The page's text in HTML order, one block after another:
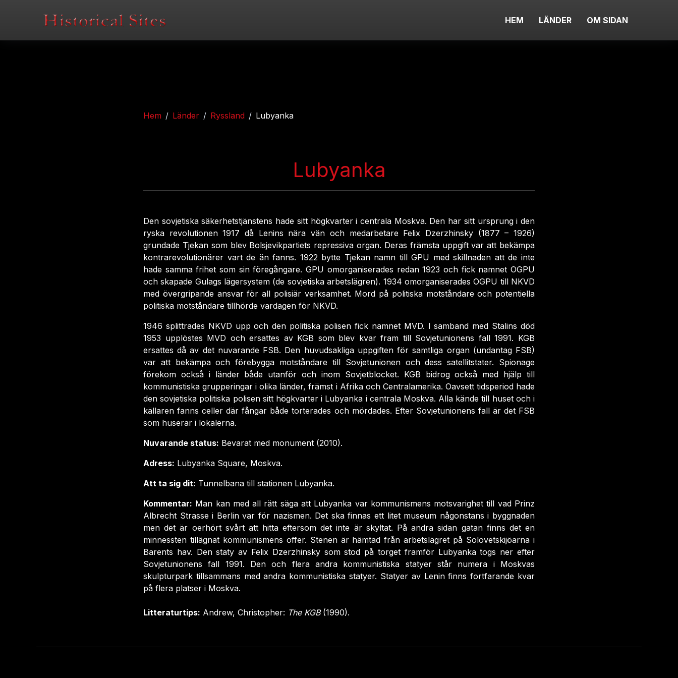
HEM LÄNDER OM SIDAN
Hem Länder Ryssland Lubyanka
Lubyanka
Den sovjetiska säkerhetstjänstens hade sitt högkvarter i centrala Moskva. Den har sitt ursprung i den
ryska revolutionen 1917 då Lenins nära vän och medarbetare Felix Dzerzhinsky (1877 – 1926)
grundade Tjekan som blev Bolsjevikpartiets repressiva organ. Deras främsta uppgift var att bekämpa
kontrarevolutionärer vart de än fanns. 1922 bytte Tjekan namn till GPU med skillnaden att de inte
hade samma frihet som sin föregångare. GPU omorganiserades redan 1923 och fick namnet OGPU
och skapade Gulags lägersystem (de sovjetiska arbetslägren). 1934 omorganiserades OGPU till NKVD
med övergripande ansvar för all polisiär verksamhet. Mord på politiska motståndare och potentiella
politiska motståndare tillhörde vardagen för NKVD.
1946 splittrades NKVD upp och den politiska polisen fick namnet MVD. I samband med Stalins död
1953 upplöstes MVD och ersattes av KGB som blev kvar fram till Sovjetunionens fall 1991. KGB
ersattes då av det nuvarande FSB. Den huvudsakliga uppgiften för samtliga organ (undantag FSB)
var att bekämpa och förebygga motståndare till Sovjetunionen och dess satellitstater. Spionage
förekom också i länder både utanför och inom Sovjetblocket. KGB bidrog också med hjälp till
kommunistiska grupperingar i olika länder, främst i Afrika och Centralamerika. Oavsett tidsperiod hade
den sovjetiska politiska polisen sitt högkvarter i Lubyanka i centrala Moskva. Alla kände till huset och i
källaren fanns celler där fångar både torterades och mördades. Efter Sovjetunionens fall är det FSB
som huserar i lokalerna.
Nuvarande status: Bevarat med monument (2010).
Adress: Lubyanka Square, Moskva.
Att ta sig dit: Tunnelbana till stationen Lubyanka.
Kommentar: Man kan med all rätt säga att Lubyanka var kommunismens motsvarighet till vad Prinz
Albrecht Strasse i Berlin var för nazismen. Det ska finnas ett litet museum någonstans i byggnaden
men det är oerhört svårt att hitta eftersom det inte är skyltat. På andra sidan gatan finns det en
minnessten tillägnat kommunismens offer. Stenen är hämtad från arbetslägret på Solovetskijöarna i
Barents hav. Den staty av Felix Dzerzhinsky som stod på torget framför Lubyanka togs ner efter
Sovjetunionens fall 1991. Den och flera andra kommunistiska statyer står numera i Moskvas
skulpturpark tillsammans med andra kommunistiska statyer. Statyer av Lenin finns fortfarande kvar
på flera platser i Moskva.
Litteraturtips: Andrew, Christopher: The KGB (1990).